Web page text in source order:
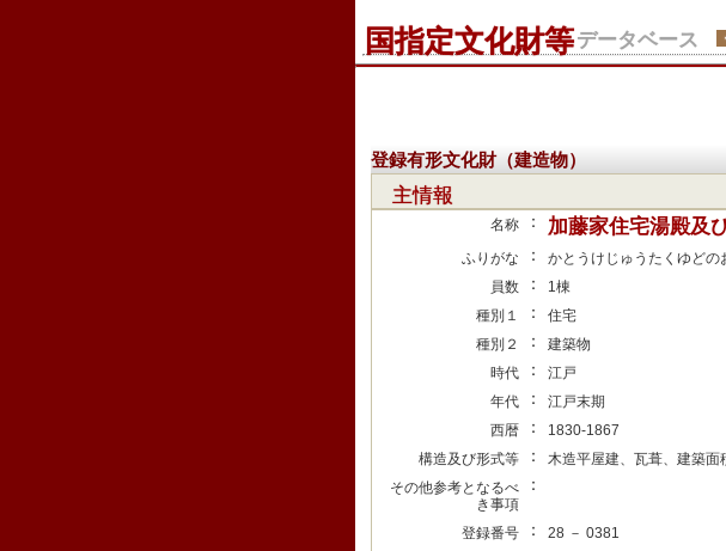
国指定文化財等データベース
登録有形文化財（建造物）
主情報
名称 ： 加藤家住宅湯殿及
ふりがな ：
かとうけじゅうたくゆどの
員数
：
1棟
種別１
：
住宅
種別２
：
建築物
時代
：
江戸
年代
：
江戸末期
西暦
：
1830-1867
構造及び形式等
：
木造平屋建、瓦葺、建築
その他参考となるべ
き事項
：
登録番号 ：
28 － 0381